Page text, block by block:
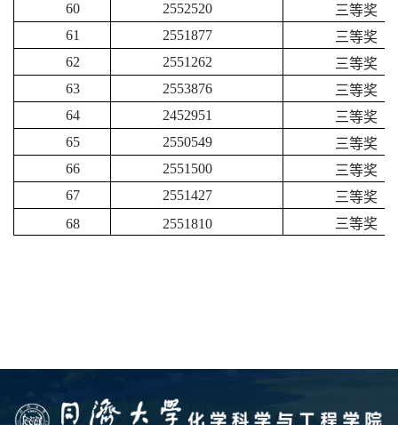
60
2552520
三等奖
61
2551877
三等奖
62
2551262
三等奖
63
2553876
三等奖
64
2452951
三等奖
65
2550549
三等奖
66
2551500
三等奖
67
2551427
三等奖
68
2551810 三等奖